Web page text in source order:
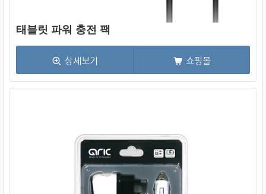
태블릿 파워 충전 팩
상세보기 쇼핑몰